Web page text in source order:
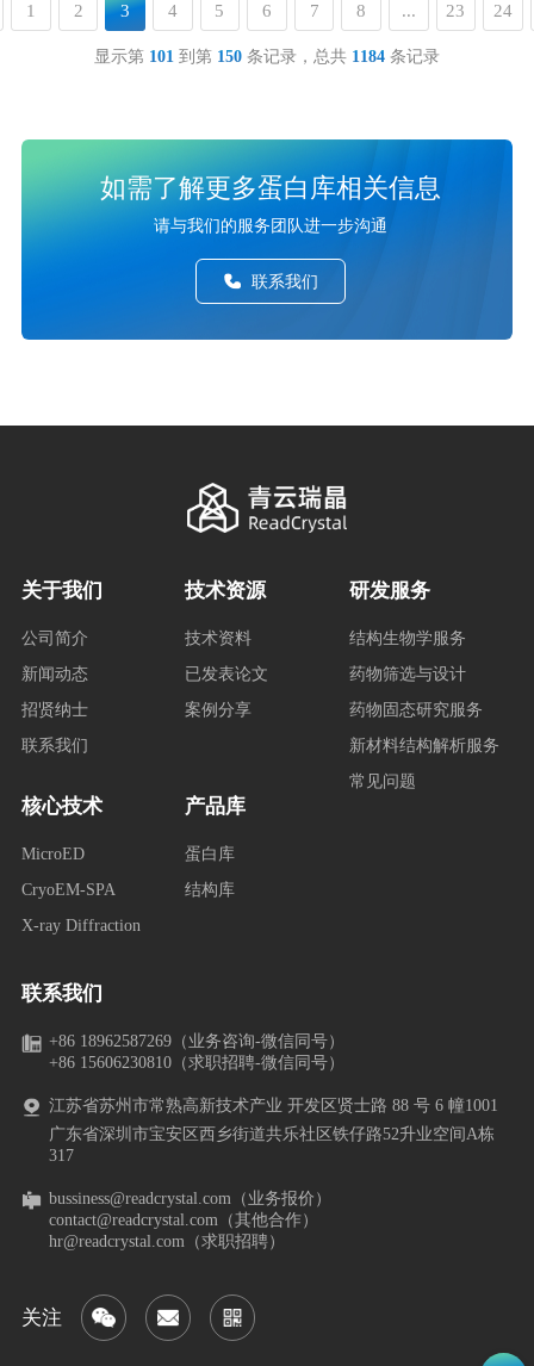
显示第 101 到第 150 条记录，总共 1184 条记录
1 2 3 4 5 6 7 8 ... 23 24
如需了解更多蛋白库相关信息
请与我们的服务团队进一步沟通
联系我们
研发服务
结构生物学服务
药物筛选与设计
药物固态研究服务
新材料结构解析服务
常见问题
产品库
蛋白库
结构库
核心技术
MicroED
CryoEM-SPA
X-ray Diffraction
技术资源
技术资料
已发表论文
案例分享
关于我们
公司简介
新闻动态
招贤纳士
联系我们
联系我们
+86 18962587269（业务咨询-微信同号）
+86 15606230810（求职招聘-微信同号）
江苏省苏州市常熟高新技术产业 开发区贤士路 88 号 6 幢1001
广东省深圳市宝安区西乡街道共乐社区铁仔路52升业空间A栋
317
bussiness@readcrystal.com（业务报价）
contact@readcrystal.com（其他合作）
hr@readcrystal.com（求职招聘）
关注